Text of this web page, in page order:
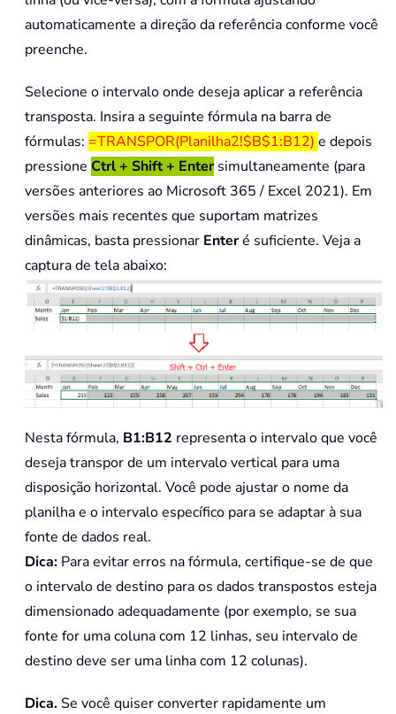
automaticamente a direção da referência conforme você
preenche.
Selecione o intervalo onde deseja aplicar a referência
transposta. Insira a seguinte fórmula na barra de
fórmulas: =TRANSPOR(Planilha2!$B$1:B12) e depois
pressione Ctrl + Shift + Entersimultaneamente (para
versões anteriores ao Microsoft 365 / Excel 2021). Em
versões mais recentes que suportam matrizes
dinâmicas, basta pressionar Enteré suficiente. Veja a
captura de tela abaixo:
Nesta fórmula, B1:B12 representa o intervalo que você
deseja transpor de um intervalo vertical para uma
disposição horizontal. Você pode ajustar o nome da
planilha e o intervalo específico para se adaptar à sua
fonte de dados real.
Dica: Para evitar erros na fórmula, certifique-se de que
o intervalo de destino para os dados transpostos esteja
dimensionado adequadamente (por exemplo, se sua
fonte for uma coluna com 12 linhas, seu intervalo de
destino deve ser uma linha com 12 colunas).
Dica. Se você quiser converter rapidamente um